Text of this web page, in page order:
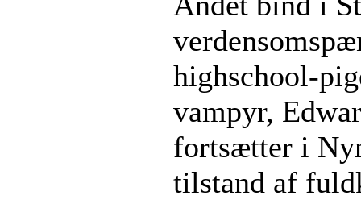
highschool-
vampyr,
fortsætter i
tilstand af